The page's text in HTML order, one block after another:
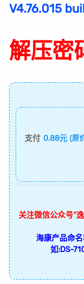
V4.76.015
解压密
支付 0.88元 (原
关注微信公众号“
海康产品命
如:DS-